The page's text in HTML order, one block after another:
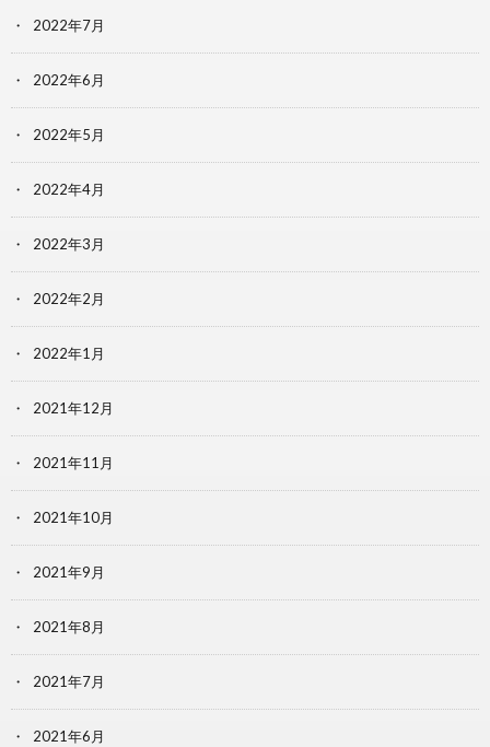
2022年7月
2022年6月
2022年5月
2022年4月
2022年3月
2022年2月
2022年1月
2021年12月
2021年11月
2021年10月
2021年9月
2021年8月
2021年7月
2021年6月